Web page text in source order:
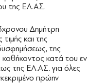
της ΕΛ.ΑΣ.
Δημήτρη
και της
της
κατά του εν
της ΕΛ.ΑΣ. για όλες
πρώην